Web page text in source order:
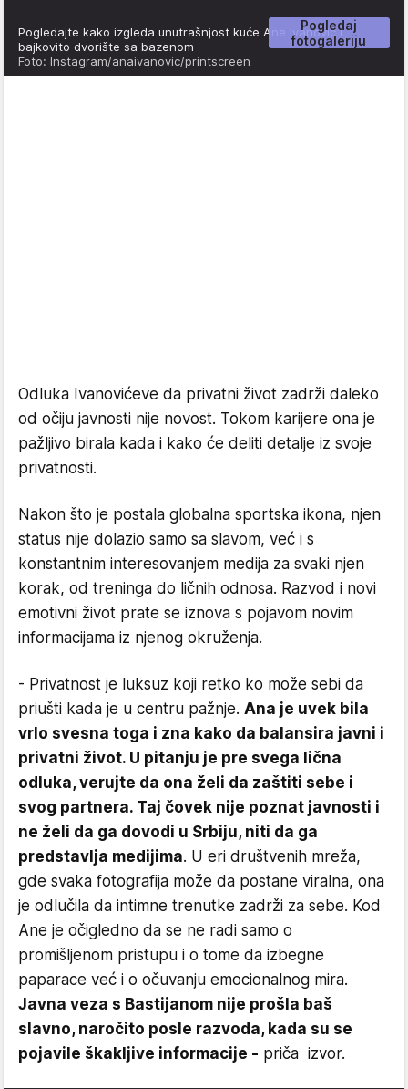
Pogledaj
fotogaleriju
Pogledajte kako izgleda unutrašnjost kuće Ane Ivanović i
bajkovito dvorište sa bazenom
Foto: Instagram/anaivanovic/printscreen
Odluka Ivanovićeve da privatni život zadrži daleko
od očiju javnosti nije novost. Tokom karijere ona je
pažljivo birala kada i kako će deliti detalje iz svoje
privatnosti.
Nakon što je postala globalna sportska ikona, njen
status nije dolazio samo sa slavom, već i s
konstantnim interesovanjem medija za svaki njen
korak, od treninga do ličnih odnosa. Razvod i novi
emotivni život prate se iznova s pojavom novim
informacijama iz njenog okruženja.
- Privatnost je luksuz koji retko ko može sebi da
priušti kada je u centru pažnje. Ana je uvek bila
vrlo svesna toga i zna kako da balansira javni i
privatni život. U pitanju je pre svega lična
odluka, verujte da ona želi da zaštiti sebe i
svog partnera. Taj čovek nije poznat javnosti i
ne želi da ga dovodi u Srbiju, niti da ga
predstavlja medijima. U eri društvenih mreža,
gde svaka fotografija može da postane viralna, ona
je odlučila da intimne trenutke zadrži za sebe. Kod
Ane je očigledno da se ne radi samo o
promišljenom pristupu i o tome da izbegne
paparace već i o očuvanju emocionalnog mira.
Javna veza s Bastijanom nije prošla baš
slavno, naročito posle razvoda, kada su se
pojavile škakljive informacije - priča izvor.